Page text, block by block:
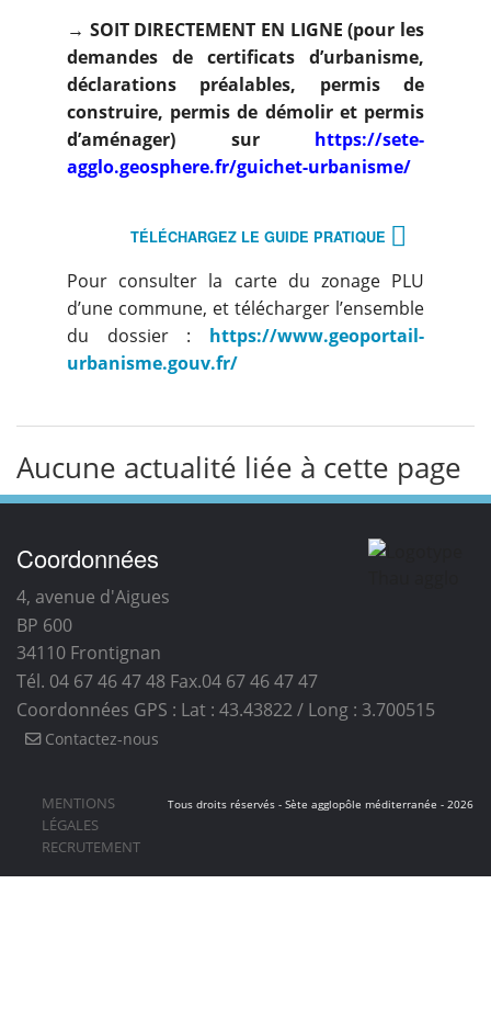
→ SOIT DIRECTEMENT EN LIGNE(pour les
demandes de certificats d’urbanisme,
déclarations préalables, permis de
construire, permis de démolir et permis
d’aménager) sur
https://sete-
agglo.geosphere.fr/guichet-urbanisme/
TÉLÉCHARGEZ LE GUIDE PRATIQUE
Pour consulter la carte du zonage PLU
d’une commune, et télécharger l’ensemble
du dossier : https://www.geoportail-
urbanisme.gouv.fr/
Aucune actualité liée à cette page
Coordonnées
4, avenue d'Aigues
BP 600
34110 Frontignan
Tél. 04 67 46 47 48 Fax.04 67 46 47 47
Coordonnées GPS : Lat : 43.43822 / Long : 3.700515
Contactez-nous
Tous droits réservés - Sète agglopôle méditerranée - 2026
MENTIONS
LÉGALES
RECRUTEMENT